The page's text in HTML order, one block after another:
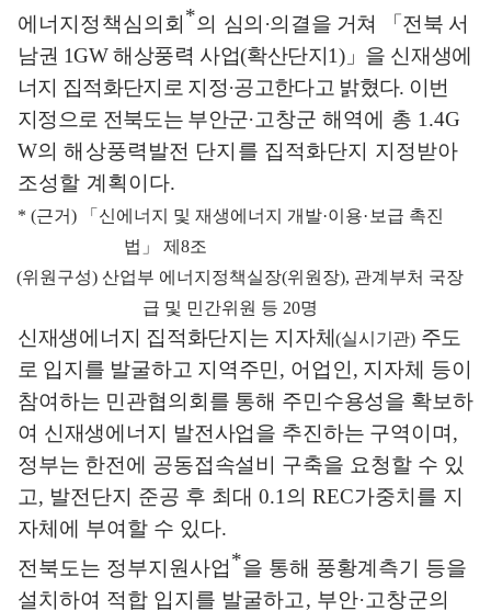
에너지정책심의회 *의 심의 ·의결을 거쳐 「 전북 서
남권 1GW해상풍력 사업(확산단지 1)」 을 신재생에
너지 집적화단지로 지정·공고한다고 밝혔다. 이번
지정으로 전북도는 부안군·고창군 해역에 총 1.4G
W의 해상풍력발전 단지를 집적화단지 지정받아
조성할 계획이다.
* (근거) 「 신에너지 및 재생에너지 개발·이용·보급 촉진
법 」 제 8조
(위원구성)산업부 에너지정책실장(위원장), 관계부처 국장
급 및 민간위원 등 20명
신재생에너지 집적화단지는 지자체(실시기관) 주도
로 입지를 발굴하고 지역주민, 어업인, 지자체 등이
참여하는 민관협의회를 통해 주민수용성을 확보하
여 신재생에너지 발전사업을 추진하는 구역이며 ,
정부는 한전에 공동접속설비 구축을 요청할 수 있
고, 발전단지 준공 후 최대 0.1의 REC가중치를 지
자체에 부여할 수 있다.
전북도는 정부지원사업*을 통해 풍황계측기 등을
설치하여 적합 입지를 발굴하고, 부안·고창군의